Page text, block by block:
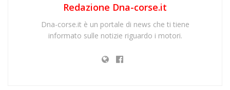
Redazione Dna-corse.it
Dna-corse.it è un portale di news che ti tiene
informato sulle notizie riguardo i motori.